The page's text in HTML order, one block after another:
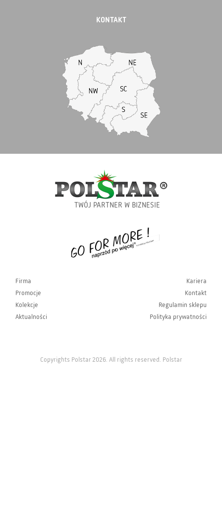
KONTAKT
TWÓJ PARTNER W BIZNESIE
Firma
Promocje
Kolekcje
Aktualności
Kariera
Kontakt
Regulamin sklepu
Polityka prywatności
Copyrights Polstar 2026. All rights reserved. Polstar